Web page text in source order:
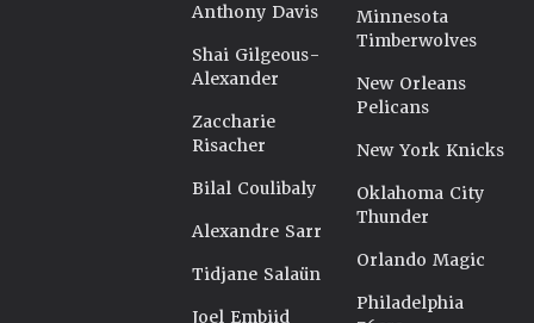
Anthony Davis
Shai Gilgeous-
Alexander
Zaccharie
Risacher
Bilal Coulibaly
Alexandre Sarr
Tidjane Salaün
Joel Embiid
Minnesota
Timberwolves
New Orleans
Pelicans
New York Knicks
Oklahoma City
Thunder
Orlando Magic
Philadelphia